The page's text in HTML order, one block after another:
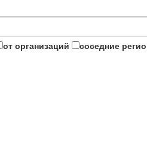
от организаций соседние